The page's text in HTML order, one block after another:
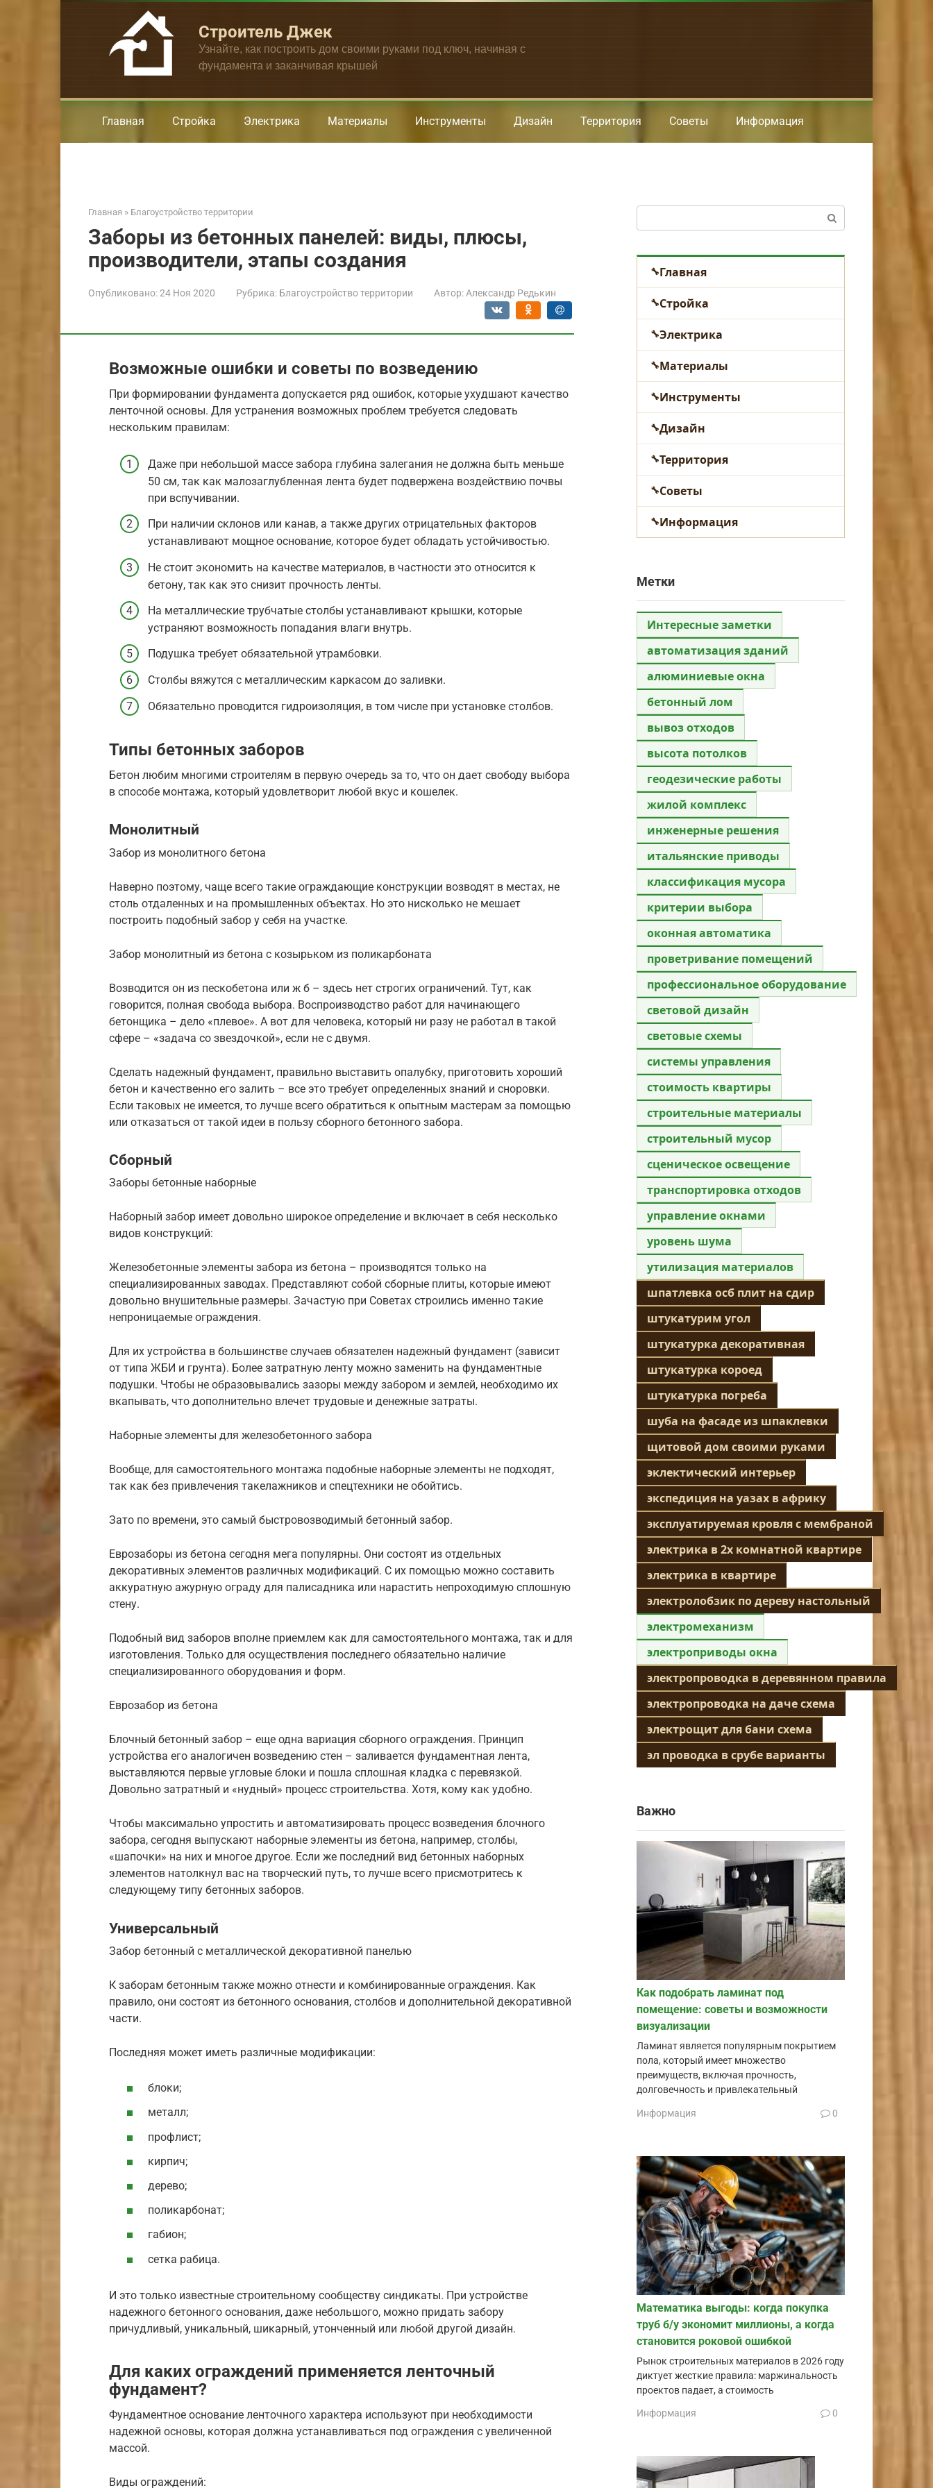
Строитель Джек
Узнайте, как построить дом своими руками под ключ, начиная с
фундамента и заканчивая крышей
Главная Стройка Электрика Материалы Инструменты Дизайн Территория Советы Информация
Главная » Благоустройство территории
Заборы из бетонных панелей: виды, плюсы,
производители, этапы создания
Опубликовано:24 Ноя 2020 Рубрика: Благоустройство территории Автор: Александр Редькин
Возможные ошибки и советы по возведению
При формировании фундамента допускается ряд ошибок, которые ухудшают качество
ленточной основы. Для устранения возможных проблем требуется следовать
нескольким правилам:
Даже при небольшой массе забора глубина залегания не должна быть меньше
50 см, так как малозаглубленная лента будет подвержена воздействию почвы
при вспучивании.
При наличии склонов или канав, а также других отрицательных факторов
устанавливают мощное основание, которое будет обладать устойчивостью.
Не стоит экономить на качестве материалов, в частности это относится к
бетону, так как это снизит прочность ленты.
На металлические трубчатые столбы устанавливают крышки, которые
устраняют возможность попадания влаги внутрь.
Подушка требует обязательной утрамбовки.
Столбы вяжутся с металлическим каркасом до заливки.
Обязательно проводится гидроизоляция, в том числе при установке столбов.
Типы бетонных заборов
Бетон любим многими строителям в первую очередь за то, что он дает свободу выбора
в способе монтажа, который удовлетворит любой вкус и кошелек.
Монолитный
Забор из монолитного бетона
Наверно поэтому, чаще всего такие ограждающие конструкции возводят в местах, не
столь отдаленных и на промышленных объектах. Но это нисколько не мешает
построить подобный забор у себя на участке.
Забор монолитный из бетона с козырьком из поликарбоната
Возводится он из пескобетона или ж б – здесь нет строгих ограничений. Тут, как
говорится, полная свобода выбора. Воспроизводство работ для начинающего
бетонщика – дело «плевое». А вот для человека, который ни разу не работал в такой
сфере – «задача со звездочкой», если не с двумя.
Сделать надежный фундамент, правильно выставить опалубку, приготовить хороший
бетон и качественно его залить – все это требует определенных знаний и сноровки.
Если таковых не имеется, то лучше всего обратиться к опытным мастерам за помощью
или отказаться от такой идеи в пользу сборного бетонного забора.
Сборный
Заборы бетонные наборные
Наборный забор имеет довольно широкое определение и включает в себя несколько
видов конструкций:
Железобетонные элементы забора из бетона – производятся только на
специализированных заводах. Представляют собой сборные плиты, которые имеют
довольно внушительные размеры. Зачастую при Советах строились именно такие
непроницаемые ограждения.
Для их устройства в большинстве случаев обязателен надежный фундамент (зависит
от типа ЖБИ и грунта). Более затратную ленту можно заменить на фундаментные
подушки. Чтобы не образовывались зазоры между забором и землей, необходимо их
вкапывать, что дополнительно влечет трудовые и денежные затраты.
Наборные элементы для железобетонного забора
Вообще, для самостоятельного монтажа подобные наборные элементы не подходят,
так как без привлечения такелажников и спецтехники не обойтись.
Зато по времени, это самый быстровозводимый бетонный забор.
Еврозаборы из бетона сегодня мега популярны. Они состоят из отдельных
декоративных элементов различных модификаций. С их помощью можно составить
аккуратную ажурную ограду для палисадника или нарастить непроходимую сплошную
стену.
Подобный вид заборов вполне приемлем как для самостоятельного монтажа, так и для
изготовления. Только для осуществления последнего обязательно наличие
специализированного оборудования и форм.
Еврозабор из бетона
Блочный бетонный забор – еще одна вариация сборного ограждения. Принцип
устройства его аналогичен возведению стен – заливается фундаментная лента,
выставляются первые угловые блоки и пошла сплошная кладка с перевязкой.
Довольно затратный и «нудный» процесс строительства. Хотя, кому как удобно.
Чтобы максимально упростить и автоматизировать процесс возведения блочного
забора, сегодня выпускают наборные элементы из бетона, например, столбы,
«шапочки» на них и многое другое. Если же последний вид бетонных наборных
элементов натолкнул вас на творческий путь, то лучше всего присмотритесь к
следующему типу бетонных заборов.
Универсальный
Забор бетонный с металлической декоративной панелью
К заборам бетонным также можно отнести и комбинированные ограждения. Как
правило, они состоят из бетонного основания, столбов и дополнительной декоративной
части.
Последняя может иметь различные модификации:
блоки;
металл;
профлист;
кирпич;
дерево;
поликарбонат;
габион;
сетка рабица.
И это только известные строительному сообществу синдикаты. При устройстве
надежного бетонного основания, даже небольшого, можно придать забору
причудливый, уникальный, шикарный, утонченный или любой другой дизайн.
Для каких ограждений применяется ленточный
фундамент?
Фундаментное основание ленточного характера используют при необходимости
надежной основы, которая должна устанавливаться под ограждения с увеличенной
массой.
Виды ограждений:
Главная
Стройка
Электрика
Материалы
Инструменты
Дизайн
Территория
Советы
Информация
Метки
Интересные заметки
автоматизация зданий
алюминиевые окна
бетонный лом
вывоз отходов
высота потолков
геодезические работы
жилой комплекс
инженерные решения
итальянские приводы
классификация мусора
критерии выбора
оконная автоматика
проветривание помещений
профессиональное оборудование
световой дизайн
световые схемы
системы управления
стоимость квартиры
строительные материалы
строительный мусор
сценическое освещение
транспортировка отходов
управление окнами
уровень шума
утилизация материалов
шпатлевка осб плит на сдир
штукатурим угол
штукатурка декоративная
штукатурка короед
штукатурка погреба
шуба на фасаде из шпаклевки
щитовой дом своими руками
эклектический интерьер
экспедиция на уазах в африку
эксплуатируемая кровля с мембраной
электрика в 2х комнатной квартире
электрика в квартире
электролобзик по дереву настольный
электромеханизм
электроприводы окна
электропроводка в деревянном правила
электропроводка на даче схема
электрощит для бани схема
эл проводка в срубе варианты
Важно
Как подобрать ламинат под
помещение: советы и возможности
визуализации
Ламинат является популярным покрытием
пола, который имеет множество
преимуществ, включая прочность,
долговечность и привлекательный
Информация 0
Математика выгоды: когда покупка
труб б/у экономит миллионы, а когда
становится роковой ошибкой
Рынок строительных материалов в 2026 году
диктует жесткие правила: маржинальность
проектов падает, а стоимость
Информация 0